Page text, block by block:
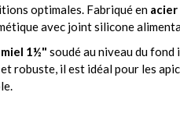
optimales. Fabriqué en
avec joint silicone
1½" soudé au niveau du
robuste, il est idéal pour les